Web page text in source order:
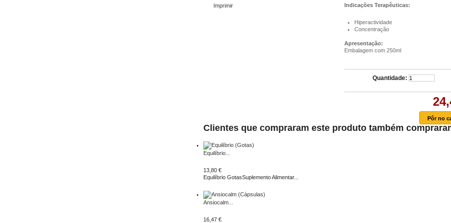
Imprimir
Indicações Terapêuticas:
Hiperactividade
Concentração
Apresentação:
Embalagem com 250ml
Quantidade:
Clientes que compraram este produto também
Equilíbrio...
13,80 €
Equilíbrio GotasSuplemento Alimentar...
Ansiocalm...
16,47 €